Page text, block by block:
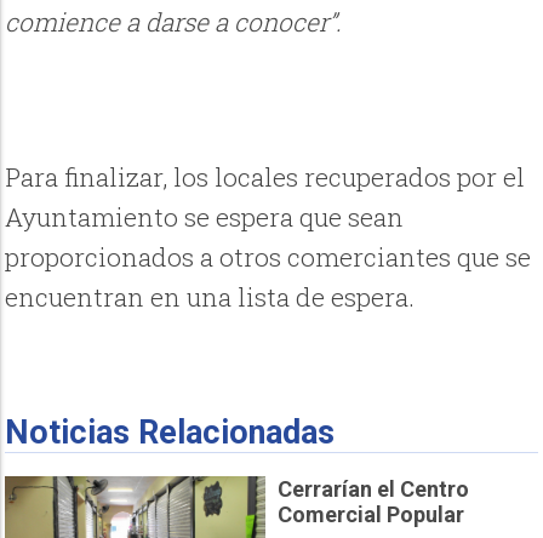
comience a darse a conocer”.
Para finalizar, los locales recuperados por el
Ayuntamiento se espera que sean
proporcionados a otros comerciantes que se
encuentran en una lista de espera.
Noticias Relacionadas
Cerrarían el Centro
Comercial Popular